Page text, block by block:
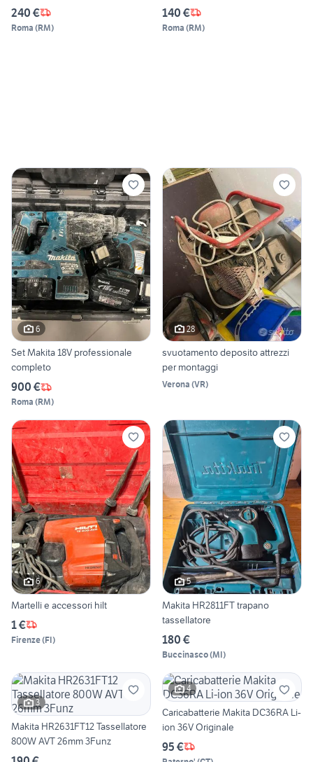
240 €
Roma (RM)
140 €
Roma (RM)
6
Set Makita 18V professionale
completo
900 €
Roma (RM)
28
svuotamento deposito attrezzi
per montaggi
Verona (VR)
6
Martelli e accessori hilt
1 €
Firenze(FI)
5
Makita HR2811FT trapano
tassellatore
180 €
Buccinasco(MI)
3
Makita HR2631FT12 Tassellatore
800W AVT 26mm 3Funz
4
Caricabatterie Makita DC36RA Li-
ion 36V Originale
95 €